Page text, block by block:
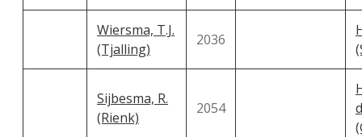
Wiersma, T.J.
(Tjalling)
2036
Sijbesma, R.
(Rienk)
2054